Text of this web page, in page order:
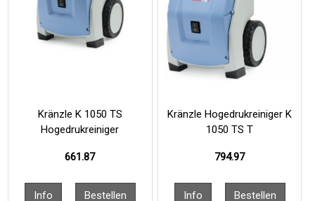
Kränzle K 1050 TS
Hogedrukreiniger
661.87
Kränzle Hogedrukreiniger K
1050 TS T
794.97